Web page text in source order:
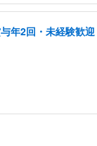
年2回・未経験歓